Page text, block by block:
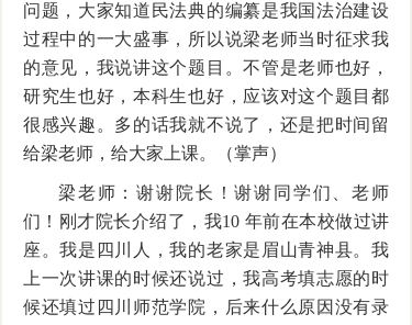
问题，大家知道民法典的编纂是我国法治建设
过程中的一大盛事，所以说梁老师当时征求我
的意见，我说讲这个题目。不管是老师也好，
研究生也好，本科生也好，应该对这个题目都
很感兴趣。多的话我就不说了，还是把时间留
给梁老师，给大家上课。（掌声）
梁老师：谢谢院长！谢谢同学们、老师
们！刚才院长介绍了，我10 年前在本校做过讲
座。我是四川人，我的老家是眉山青神县。我
上一次讲课的时候还说过，我高考填志愿的时
候还填过四川师范学院，后来什么原因没有录